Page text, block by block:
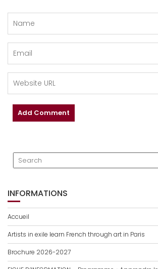
INFORMATIONS
Accueil
Artists in exile learn French through art in Paris
Brochure 2026-2027